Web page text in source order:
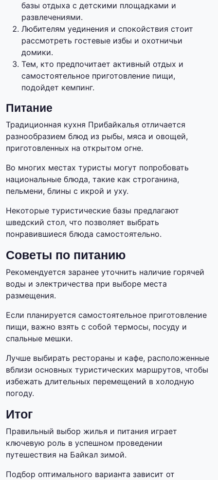
базы отдыха с детскими площадками и
развлечениями.
Любителям уединения и спокойствия стоит
рассмотреть гостевые избы и охотничьи
домики.
Тем, кто предпочитает активный отдых и
самостоятельное приготовление пищи,
подойдет кемпинг.
Питание
Традиционная кухня Прибайкалья отличается
разнообразием блюд из рыбы, мяса и овощей,
приготовленных на открытом огне.
Во многих местах туристы могут попробовать
национальные блюда, такие как строганина,
пельмени, блины с икрой и уху.
Некоторые туристические базы предлагают
шведский стол, что позволяет выбрать
понравившиеся блюда самостоятельно.
Советы по питанию
Рекомендуется заранее уточнить наличие горячей
воды и электричества при выборе места
размещения.
Если планируется самостоятельное приготовление
пищи, важно взять с собой термосы, посуду и
спальные мешки.
Лучше выбирать рестораны и кафе, расположенные
вблизи основных туристических маршрутов, чтобы
избежать длительных перемещений в холодную
погоду.
Итог
Правильный выбор жилья и питания играет
ключевую роль в успешном проведении
путешествия на Байкал зимой.
Подбор оптимального варианта зависит от